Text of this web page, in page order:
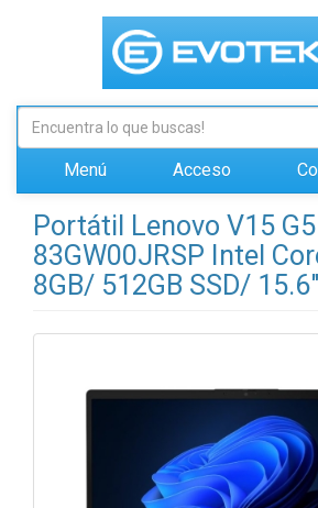
Menú Acceso
Portátil Lenovo V15
83GW00JRSP Intel
8GB/ 512GB SSD/